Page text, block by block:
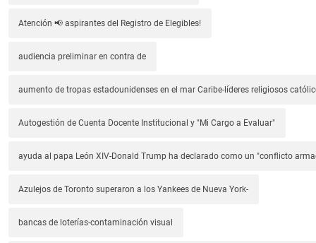
Atención 📢 aspirantes del Registro de Elegibles!
audiencia preliminar en contra de
aumento de tropas estadounidenses en el mar Caribe-líderes religiosos
Autogestión de Cuenta Docente Institucional y "Mi Cargo a Evaluar"
ayuda al papa León XIV-Donald Trump ha declarado como un "conflicto
Azulejos de Toronto superaron a los Yankees de Nueva York-
bancas de loterías-contaminación visual